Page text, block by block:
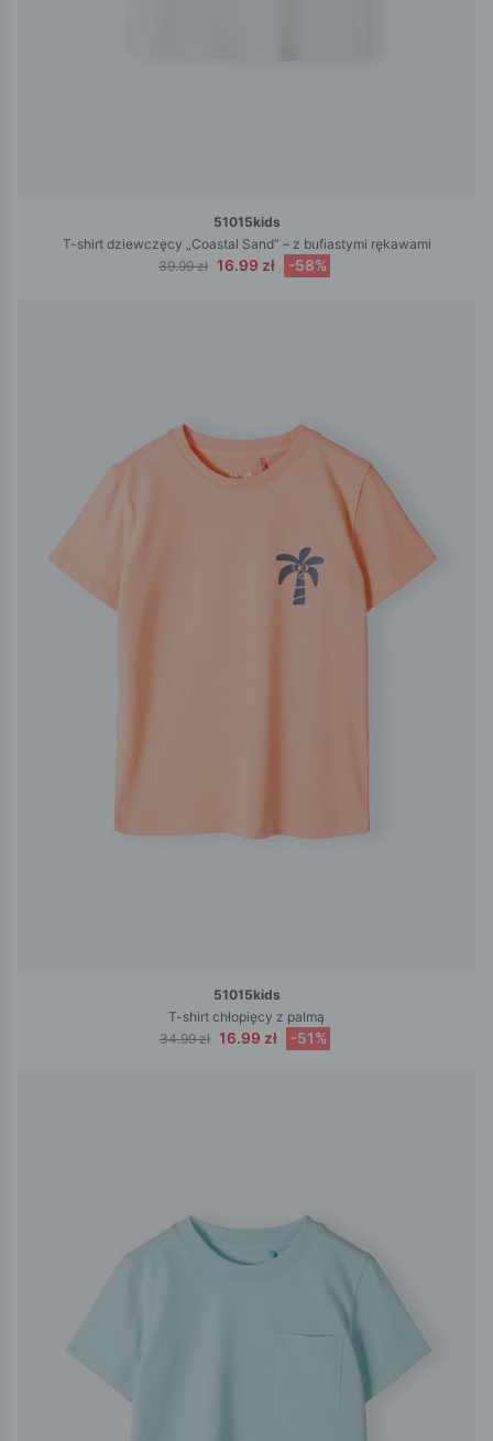
51015kids
T-shirt dziewczęcy „Coastal Sand” – z bufiastymi rękawami
39.99 zł 16.99 zł -58%
51015kids
T-shirt chłopięcy z palmą
34.99 zł 16.99 zł -51%